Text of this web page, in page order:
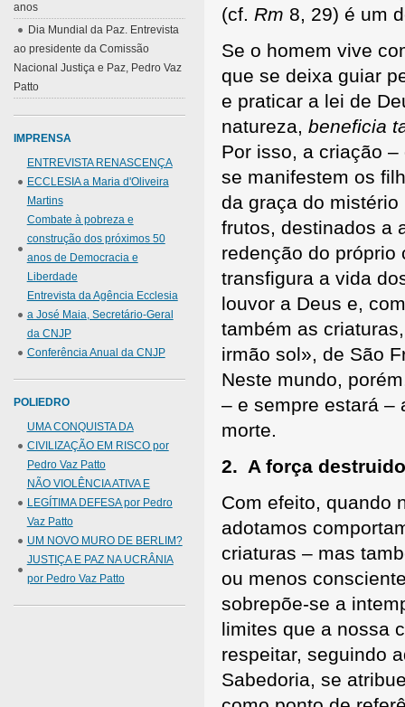
(cf. Rm 8, 29) é um
Se o homem vive
que se deixa guiar
e praticar a lei de
natureza, beneficia
Por isso, a criação
se manifestem os
da graça do
frutos, destinados a
redenção do próprio
transfigura a vida
louvor a Deus e,
também as
irmão sol», de São
Neste mundo,
– e sempre estará –
morte.
2. A força
Com efeito, quando
adotamos
criaturas – mas
ou menos
sobrepõe-se a
limites que a nossa
respeitar, seguindo
Sabedoria, se
anos
Dia Mundial da Paz. Entrevista
ao presidente da Comissão
Nacional Justiça e Paz, Pedro Vaz
Patto
IMPRENSA
ENTREVISTA RENASCENÇA
ECCLESIA a Maria d'Oliveira
Martins
Combate à pobreza e
construção dos próximos 50
anos de Democracia e
Liberdade
Entrevista da Agência Ecclesia
a José Maia, Secretário-Geral
da CNJP
Conferência Anual da CNJP
POLIEDRO
UMA CONQUISTA DA
CIVILIZAÇÃO EM RISCO por
Pedro Vaz Patto
NÃO VIOLÊNCIA ATIVA E
LEGÍTIMA DEFESA por Pedro
Vaz Patto
UM NOVO MURO DE BERLIM?
JUSTIÇA E PAZ NA UCRÂNIA
por Pedro Vaz Patto